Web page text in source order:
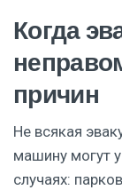
Когда
причин
Не всякая
машину могут
случаях: